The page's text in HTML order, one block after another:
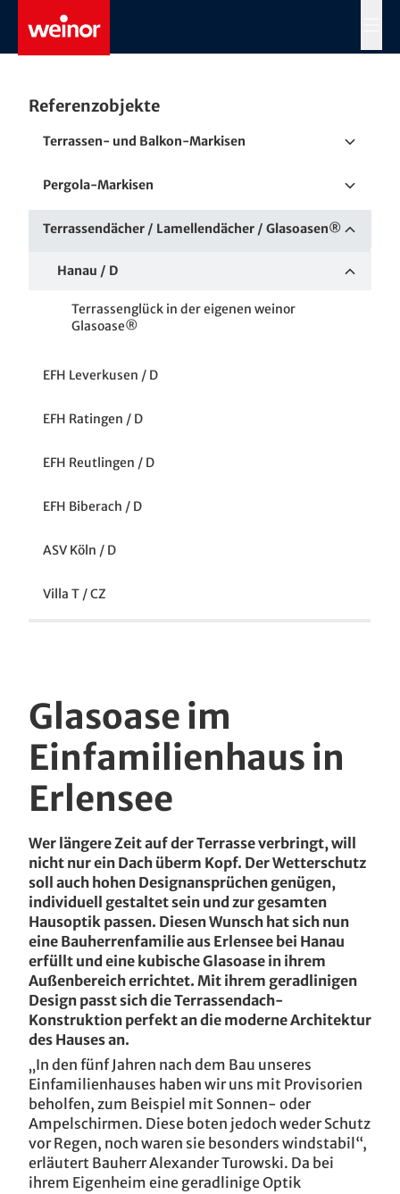
Skip to main content
Referenzobjekte
Terrassen- und Balkon-Markisen
EFH Köln / D
Hafenquartier / AUS
Pergola-Markisen
Landhaus Milser / D
Schlosshotel Göbel / D
LGS Papenburg / D
Terrassendächer / Lamellendächer / Glasoasen®
Hanau / D
Terrassenglück in der eigenen weinor
Glasoase®
EFH Leverkusen / D
EFH Ratingen / D
EFH Reutlingen / D
EFH Biberach / D
ASV Köln / D
Villa T / CZ
Glasoase im
Einfamilienhaus in
Erlensee
Wer längere Zeit auf der Terrasse verbringt, will
nicht nur ein Dach überm Kopf. Der Wetterschutz
soll auch hohen Designansprüchen genügen,
individuell gestaltet sein und zur gesamten
Hausoptik passen. Diesen Wunsch hat sich nun
eine Bauherrenfamilie aus Erlensee bei Hanau
erfüllt und eine kubische Glasoase in ihrem
Außenbereich errichtet. Mit ihrem geradlinigen
Design passt sich die Terrassendach-
Konstruktion perfekt an die moderne Architektur
des Hauses an.
„In den fünf Jahren nach dem Bau unseres
Einfamilienhauses haben wir uns mit Provisorien
beholfen, zum Beispiel mit Sonnen- oder
Ampelschirmen. Diese boten jedoch weder Schutz
vor Regen, noch waren sie besonders windstabil“,
erläutert Bauherr Alexander Turowski. Da bei
ihrem Eigenheim eine geradlinige Optik